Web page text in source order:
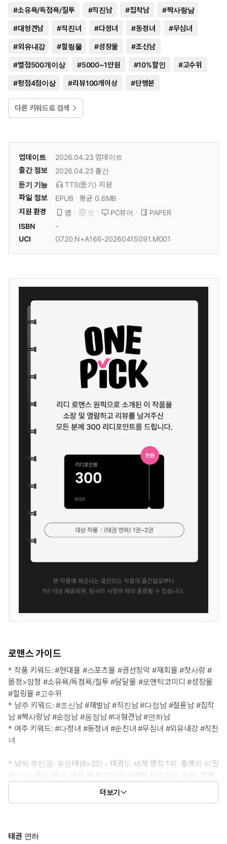
#소유욕/독점욕/질투 #직진남 #집착남 #짝사랑남
#대형견남 #직진녀 #다정녀 #동정녀 #무심녀
#외유내강 #힐링물 #성장물 #조신남
#별점500개이상 #5000~1만원 #10%할인 #고수위
#평점4점이상 #리뷰100개이상 #단행본
다른 키워드로 검색
업데이트 2026.04.23 업데이트
출간 정보
2026.04.23 출간
듣기 기능
TTS(듣기) 지원
파일 정보
EPUB
평균 0.6MB
지원 환경
앱 웹 PC뷰어
PAPER
ISBN
-
UCI
G720:N+A166-20260415091.M001
로맨스 가이드
* 작품 키워드: #현대물 #스포츠물 #권선징악 #재회물 #첫사랑 #
몸정>맘정 #소유욕/독점욕/질투 #달달물 #로맨틱코미디 #성장물
#힐링물 #고수위
* 남주 키워드: #조신남 #재벌남 #직진남 #다정남 #절륜남 #집착
남 #짝사랑남 #순정남 #동정남 #대형견남 #연하남
* 여주 키워드: #다정녀 #동정녀 #순진녀 #무심녀 #외유내강 #직진
녀
* 남자 주인공: 유은태(8>22) - 태권도 세계 랭킹 1위. 출생의 비밀
을 안고 홀로 컸다. 어릴 때 부모에게 버려져 방치되는 동안, 청룡
태권도장에서 임새나의 남자친구가 되어 인생을 구원받았다. 잃
어버린 첫사랑을 다시 만나기 위해서 금메달리스트가 되었다. 가
는 외모로 어려서부터 대시를 많이 받았다. 몇 년간 준비했던 걸 그
더보기
태권 연하